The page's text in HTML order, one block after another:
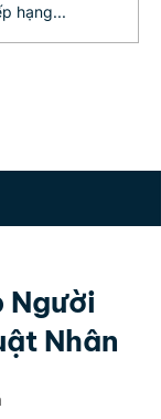
nghèo
hạng...
Người
Nhân